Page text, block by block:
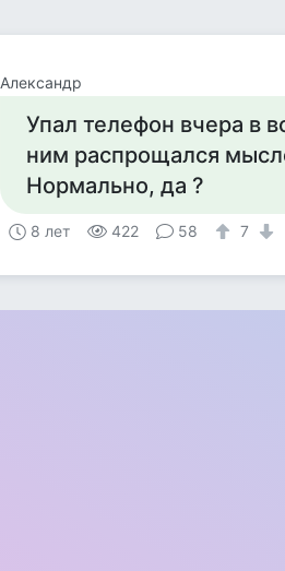
Александр
Упал телефон вчера в
ним распрощался
Нормально, да ?
8 лет 422 58 7